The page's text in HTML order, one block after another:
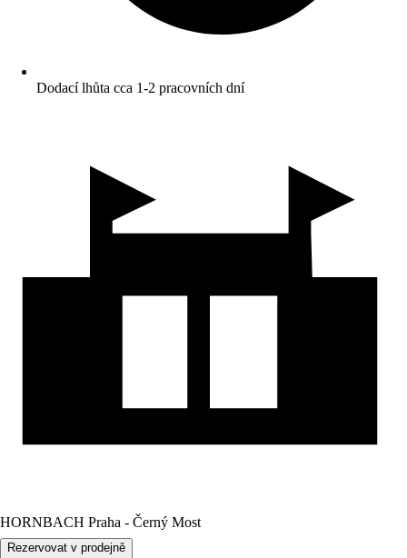
Dodací lhůta cca 1-2 pracovních dní
HORNBACH Praha - Černý Most
Rezervovat v prodejně